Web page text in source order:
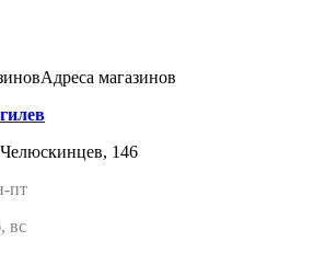
Адреса магазинов
146
пт
вс